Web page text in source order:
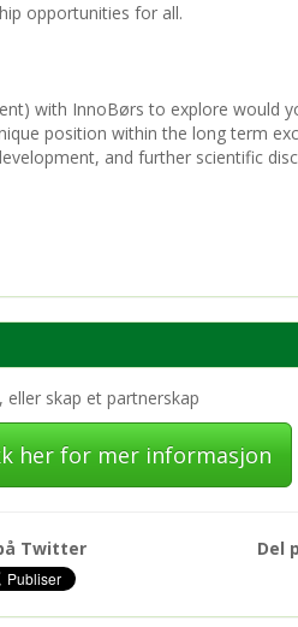
opportunities for all.
with InnoBørs to explore would
position within the long term
and further scientific
eller skap et partnerskap
her for mer informasjon
Twitter Del